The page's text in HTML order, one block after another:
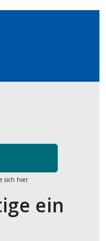
sich hier
ein